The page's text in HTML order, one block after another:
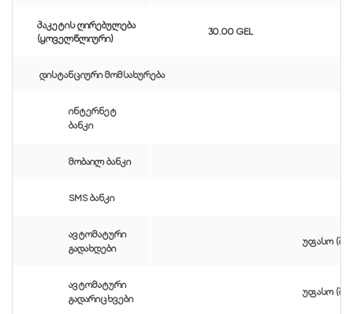
პაკეტის ღირებულება
(ყოველწლიური)
30.00 GEL
დისტანციური მომსახურება
ინტერნეტ
ბანკი
მობაილ ბანკი
SMS ბანკი
ავტომატური
გადახდები
უფასო
ავტომატური
გადარიცხვები
უფასო